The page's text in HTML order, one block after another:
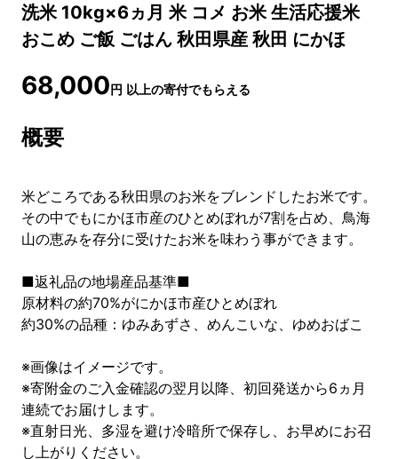
洗米 10kg×6ヵ月 米 コメ お米 生活応援米
おこめ ご飯 ごはん 秋田県産 秋田 にかほ
68,000円 以上の寄付でもらえる
概要
米どころである秋田県のお米をブレンドしたお米です。
その中でもにかほ市産のひとめぼれが7割を占め、鳥海
山の恵みを存分に受けたお米を味わう事ができます。
■返礼品の地場産品基準■
原材料の約70%がにかほ市産ひとめぼれ
約30%の品種：ゆみあずさ、めんこいな、ゆめおばこ
※画像はイメージです。
※寄附金のご入金確認の翌月以降、初回発送から6ヵ月
連続でお届けします。
※直射日光、多湿を避け冷暗所で保存し、お早めにお召
し上がりください。